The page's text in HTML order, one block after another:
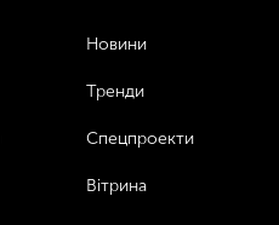
Новини
Тренди
Спецпроекти
Вітрина